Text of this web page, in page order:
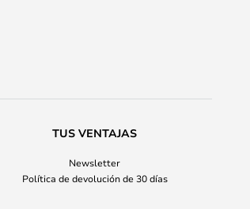
TUS VENTAJAS
Newsletter
Política de devolución de 30 días